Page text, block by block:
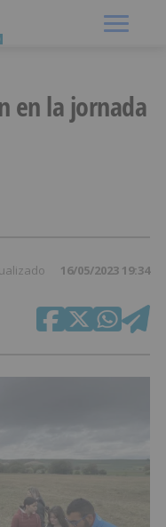
en la jornada
16/05/2023 19:34